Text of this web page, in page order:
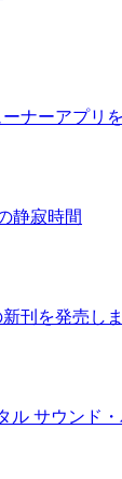
ナーアプリ
静寂時間
刊を発売し
ル サウンド・